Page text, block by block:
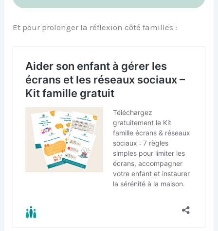
Et pour prolonger la réflexion côté familles :